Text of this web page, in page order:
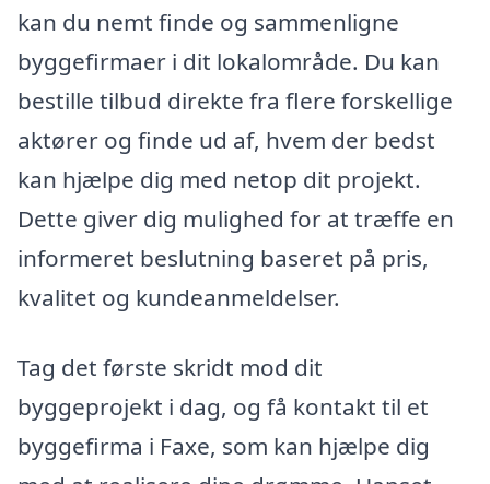
kan du nemt finde og sammenligne
byggefirmaer i dit lokalområde. Du kan
bestille tilbud direkte fra flere forskellige
aktører og finde ud af, hvem der bedst
kan hjælpe dig med netop dit projekt.
Dette giver dig mulighed for at træffe en
informeret beslutning baseret på pris,
kvalitet og kundeanmeldelser.
Tag det første skridt mod dit
byggeprojekt i dag, og få kontakt til et
byggefirma i Faxe, som kan hjælpe dig